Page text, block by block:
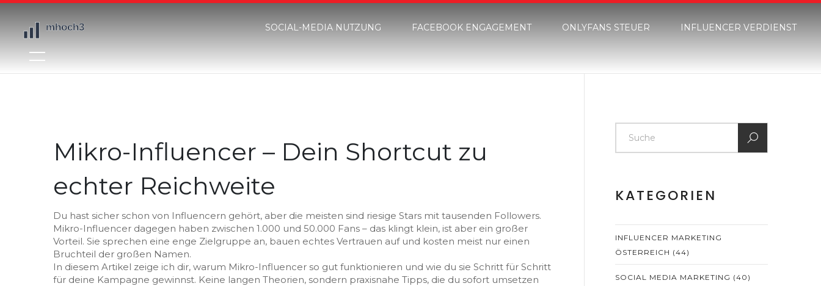
SOCIAL-MEDIA NUTZUNG FACEBOOK ENGAGEMENT ONLYFANS STEUER INFLUENCER VERDIENST
Mikro-Influencer – Dein Shortcut zu
echter Reichweite
Du hast sicher schon von Influencern gehört, aber die meisten sind riesige Stars mit tausenden Followers.
Mikro-Influencer dagegen haben zwischen 1.000 und 50.000 Fans – das klingt klein, ist aber ein großer
Vorteil. Sie sprechen eine enge Zielgruppe an, bauen echtes Vertrauen auf und kosten meist nur einen
Bruchteil der großen Namen.
In diesem Artikel zeige ich dir, warum Mikro-Influencer so gut funktionieren und wie du sie Schritt für Schritt
für deine Kampagne gewinnst. Keine langen Theorien, sondern praxisnahe Tipps, die du sofort umsetzen
KATEGORIEN
INFLUENCER MARKETING
ÖSTERREICH (44)
SOCIAL MEDIA MARKETING (40)